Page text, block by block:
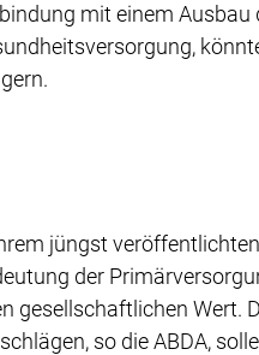
mit einem
jüngst veröffentlichten
der
gesellschaftlichen Wert.
so die ABDA,